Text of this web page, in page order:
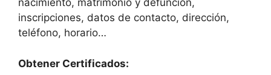
nacimiento, matrimonio y defunción,
inscripciones, datos de contacto, dirección,
teléfono, horario…
Obtener Certificados: